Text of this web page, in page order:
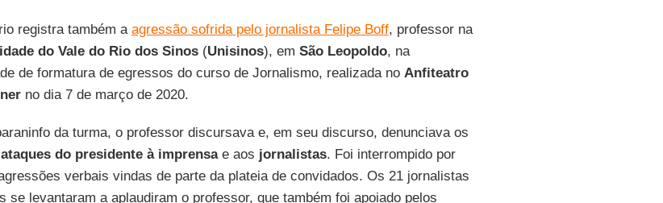
registra também a agressão sofrida pelo jornalista Felipe Boff, professor na
do Vale do Rio dos Sinos(Unisinos), em São Leopoldo, na
de formatura de egressos do curso de Jornalismo, realizada no Anfiteatro
no dia 7 de março de 2020.
da turma, o professor discursava e, em seu discurso, denunciava os
ataques do presidente à imprensae aos jornalistas. Foi interrompido por
verbais vindas de parte da plateia de convidados. Os 21 jornalistas
se levantaram a aplaudiram o professor, que também foi apoiado pelos